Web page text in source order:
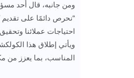
ومن جانبه، قال أحد
“نحرص دائمًا على
احتياجات عملائنا
ويأتي إطلاق هذا
المناسب، بما يعزز من